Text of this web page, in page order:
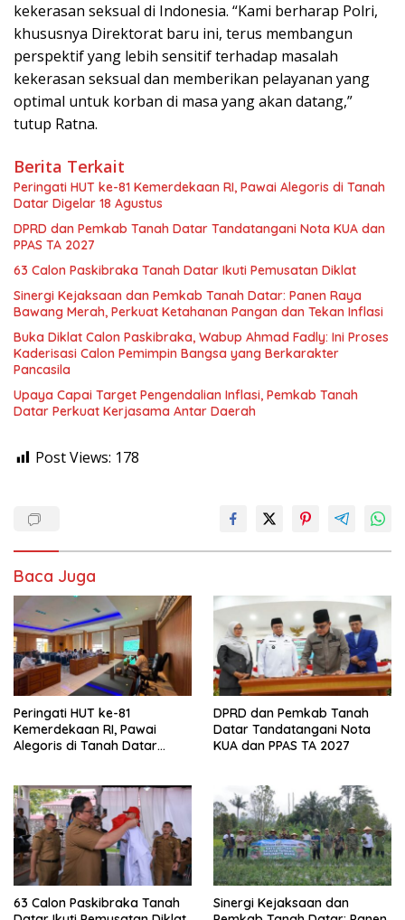
kekerasan seksual di Indonesia. “Kami berharap Polri,
khususnya Direktorat baru ini, terus membangun
perspektif yang lebih sensitif terhadap masalah
kekerasan seksual dan memberikan pelayanan yang
optimal untuk korban di masa yang akan datang,”
tutup Ratna.
Berita Terkait
Peringati HUT ke-81 Kemerdekaan RI, Pawai Alegoris di Tanah
Datar Digelar 18 Agustus
DPRD dan Pemkab Tanah Datar Tandatangani Nota KUA dan
PPAS TA 2027
63 Calon Paskibraka Tanah Datar Ikuti Pemusatan Diklat
Sinergi Kejaksaan dan Pemkab Tanah Datar: Panen Raya
Bawang Merah, Perkuat Ketahanan Pangan dan Tekan Inflasi
Buka Diklat Calon Paskibraka, Wabup Ahmad Fadly: Ini Proses
Kaderisasi Calon Pemimpin Bangsa yang Berkarakter
Pancasila
Upaya Capai Target Pengendalian Inflasi, Pemkab Tanah
Datar Perkuat Kerjasama Antar Daerah
Post Views: 178
Baca Juga
Peringati HUT ke-81
Kemerdekaan RI, Pawai
Alegoris di Tanah Datar
DPRD dan Pemkab Tanah
Datar Tandatangani Nota
KUA dan PPAS TA 2027
63 Calon Paskibraka Tanah
Sinergi Kejaksaan dan